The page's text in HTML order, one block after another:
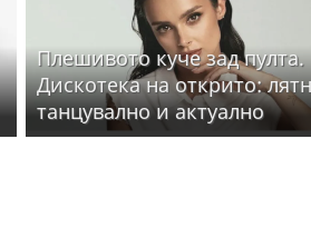
Плешивото куче зад пулта.
Дискотека на открито:
танцувално и актуално